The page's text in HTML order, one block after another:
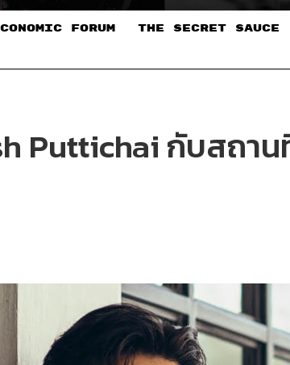
FORUM THE SECRET SAUCE​
Puttichai กับสถา